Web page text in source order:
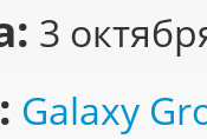
3
Galaxy